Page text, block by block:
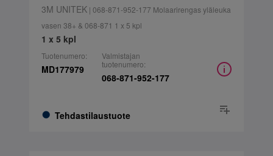
3M UNITEK| 068-871-952-177 Molaarirengas yläleuka
vasen 38+ & 068-871 1 x 5 kpl
1 x 5 kpl
Tuotenumero:
MD177979
Tehdastilaustuote
Valmistajan
tuotenumero:
068-871-952-177